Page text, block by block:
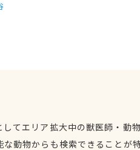
てエリア拡大中の獣医師・動
動物からも検索できることが